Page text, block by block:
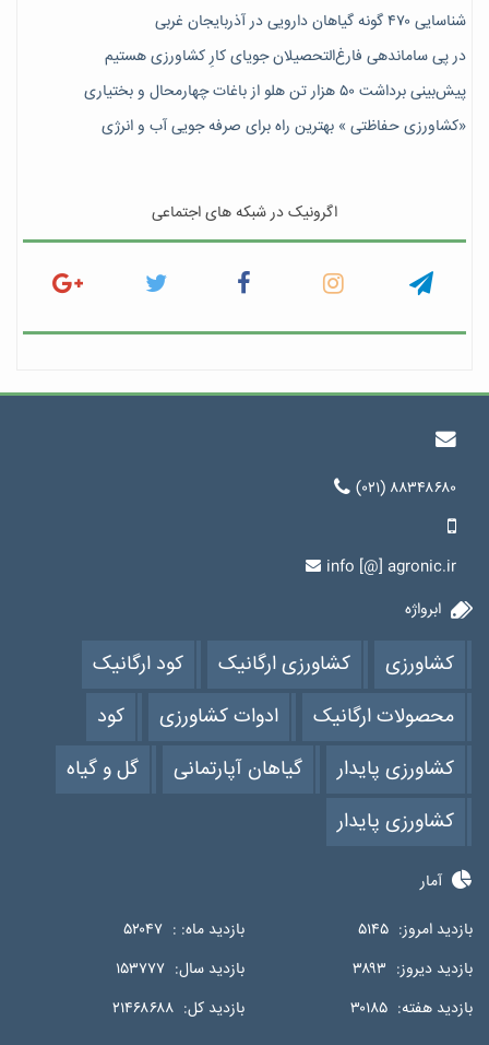
شناسایی ۴۷٠ گونه گیاهان دارویی در آذربایجان غربی
در پی ساماندهی فارغ‌التحصیلان جویای کارِ کشاورزی هستیم
پیش‎‌بینی برداشت ۵۰ هزار تن هلو از باغات چهارمحال و بختیاری
«کشاورزی حفاظتی » بهترین راه برای صرفه جویی آب و انرژی
اگرونیک در شبکه های اجتماعی
(۰۲۱) ۸۸۳۴۸۶۸۰
info [@] agronic.ir
ابرواژه
کشاورزی کشاورزی ارگانیک
کود ارگانیک
محصولات ارگانیک
ادوات کشاورزی
کود
کشاورزی پایدار
گیاهان آپارتمانی
گل و گیاه
کشاورزی پایدار
آمار
بازدید امروز: ۵۱۴۵ بازدید ماه: : ۵۲۰۴۷
بازدید دیروز: ۳۸۹۳ بازدید سال: ۱۵۳۷۷۷
بازدید هفته: ۳۰۱۸۵ بازدید کل: ۲۱۴۶۸۶۸۸